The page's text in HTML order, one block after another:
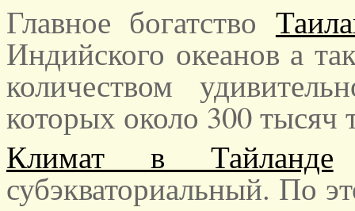
Главное богатство
Индийского океанов а
количеством
которых около 300
Климат в Тайланде
субэкваториальный. По